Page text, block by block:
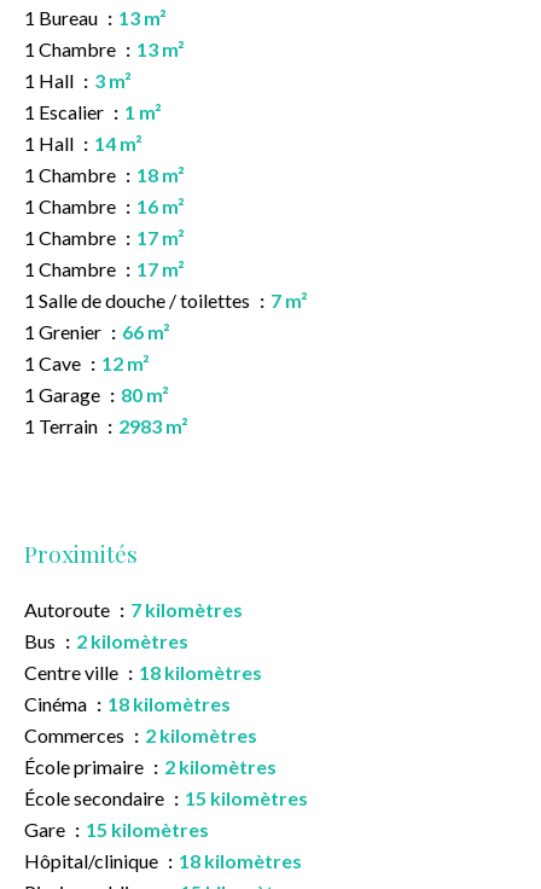
1 Bureau
13 m²
1 Chambre
13 m²
1 Hall
3 m²
1 Escalier
1 m²
1 Hall
14 m²
1 Chambre
18 m²
1 Chambre
16 m²
1 Chambre
17 m²
1 Chambre
17 m²
1 Salle de douche / toilettes
7 m²
1 Grenier
66 m²
1 Cave
12 m²
1 Garage
80 m²
1 Terrain
2983 m²
Proximités
Autoroute
7 kilomètres
Bus
2 kilomètres
Centre ville
18 kilomètres
Cinéma
18 kilomètres
Commerces
2 kilomètres
École primaire
2 kilomètres
École secondaire
15 kilomètres
Gare
15 kilomètres
Hôpital/clinique
18 kilomètres